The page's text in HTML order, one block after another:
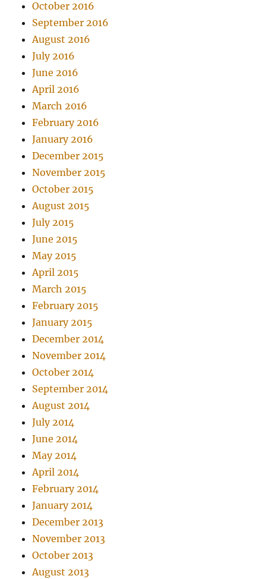
October 2016
September 2016
August 2016
July 2016
June 2016
April 2016
March 2016
February 2016
January 2016
December 2015
November 2015
October 2015
August 2015
July 2015
June 2015
May 2015
April 2015
March 2015
February 2015
January 2015
December 2014
November 2014
October 2014
September 2014
August 2014
July 2014
June 2014
May 2014
April 2014
February 2014
January 2014
December 2013
November 2013
October 2013
August 2013